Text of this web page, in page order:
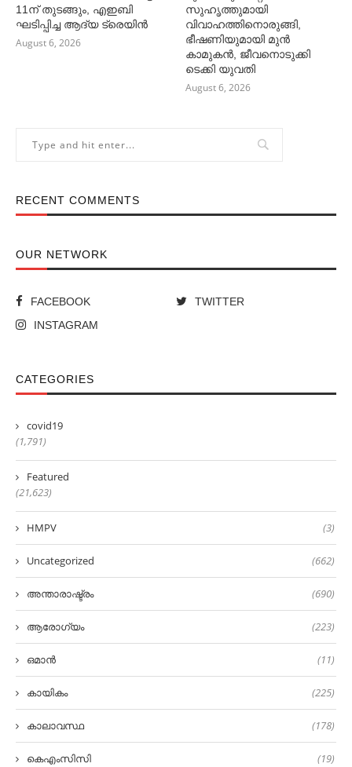
11ന് തുടങ്ങും, എഇബി
ഘടിപ്പിച്ച ആദ്യ ട്രെയിന്‍
August 6, 2026
സുഹൃത്തുമായി
വിവാഹത്തിനൊരുങ്ങി,
ഭീഷണിയുമായി മുൻ
കാമുകൻ, ജീവനൊടുക്കി
ടെക്കി യുവതി
August 6, 2026
RECENT COMMENTS
OUR NETWORK
FACEBOOK
TWITTER
INSTAGRAM
CATEGORIES
covid19
(1,791)
Featured
(21,623)
HMPV (3)
Uncategorized (662)
അന്താരാഷ്ട്രം (690)
ആരോഗ്യം (223)
ഒമാൻ (11)
കായികം (225)
കാലാവസ്ഥ (178)
കെഎംസിസി (19)